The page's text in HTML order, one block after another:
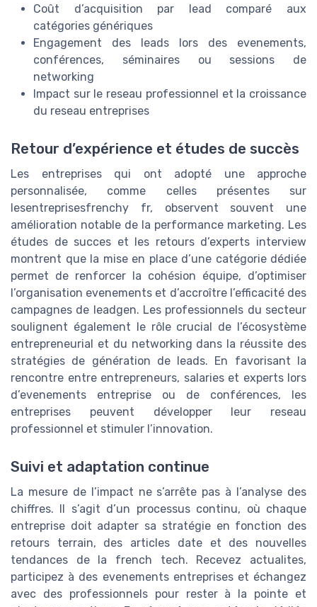
Coût d’acquisition par lead comparé aux
catégories génériques
Engagement des leads lors des evenements,
conférences, séminaires ou sessions de
networking
Impact sur le reseau professionnel et la croissance
du reseau entreprises
Retour d’expérience et études de succès
Les entreprises qui ont adopté une approche
personnalisée, comme celles présentes sur
lesentreprisesfrenchy fr, observent souvent une
amélioration notable de la performance marketing. Les
études de succes et les retours d’experts interview
montrent que la mise en place d’une catégorie dédiée
permet de renforcer la cohésion équipe, d’optimiser
l’organisation evenements et d’accroître l’efficacité des
campagnes de leadgen. Les professionnels du secteur
soulignent également le rôle crucial de l’écosystème
entrepreneurial et du networking dans la réussite des
stratégies de génération de leads. En favorisant la
rencontre entre entrepreneurs, salaries et experts lors
d’evenements entreprise ou de conférences, les
entreprises peuvent développer leur reseau
professionnel et stimuler l’innovation.
Suivi et adaptation continue
La mesure de l’impact ne s’arrête pas à l’analyse des
chiffres. Il s’agit d’un processus continu, où chaque
entreprise doit adapter sa stratégie en fonction des
retours terrain, des articles date et des nouvelles
tendances de la french tech. Recevez actualites,
participez à des evenements entreprises et échangez
avec des professionnels pour rester à la pointe et